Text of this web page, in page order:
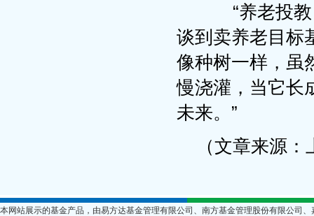
“养老投教
谈到卖养老目标
像种树一样，虽
慢浇灌，当它长
未来。”
（文章来源
本网站展示的基金产品，由易方达基金管理有限公司、南方基金管理股份有限公司